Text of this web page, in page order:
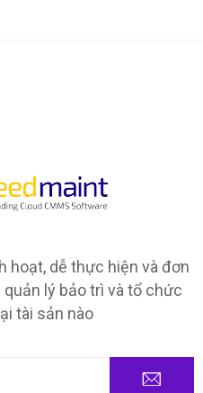
hoạt, dễ thực hiện và đơn
lý bảo trì và tổ chức
tài sản nào